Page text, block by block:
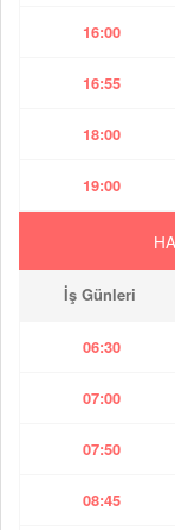
16:00
16:55
18:00
19:00
İş Günleri
06:30
07:00
07:50
08:45